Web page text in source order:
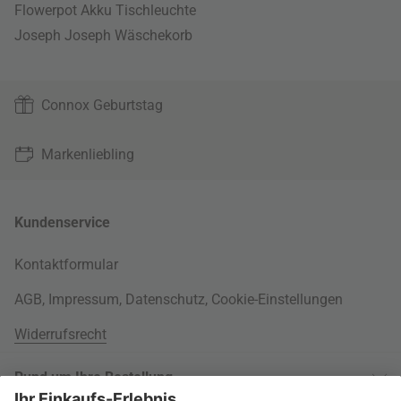
Flowerpot Akku Tischleuchte
Joseph Joseph Wäschekorb
Connox Geburtstag
Markenliebling
Kundenservice
Kontaktformular
AGB, Impressum, Datenschutz, Cookie-Einstellungen
Widerrufsrecht
Rund um Ihre Bestellung